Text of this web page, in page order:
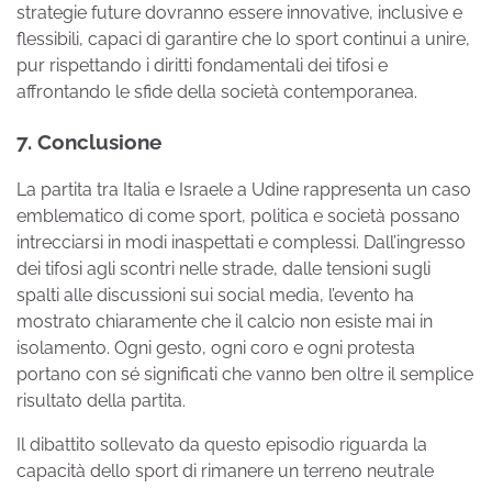
strategie future dovranno essere innovative, inclusive e
flessibili, capaci di garantire che lo sport continui a unire,
pur rispettando i diritti fondamentali dei tifosi e
affrontando le sfide della società contemporanea.
7. Conclusione
La partita tra Italia e Israele a Udine rappresenta un caso
emblematico di come sport, politica e società possano
intrecciarsi in modi inaspettati e complessi. Dall’ingresso
dei tifosi agli scontri nelle strade, dalle tensioni sugli
spalti alle discussioni sui social media, l’evento ha
mostrato chiaramente che il calcio non esiste mai in
isolamento. Ogni gesto, ogni coro e ogni protesta
portano con sé significati che vanno ben oltre il semplice
risultato della partita.
Il dibattito sollevato da questo episodio riguarda la
capacità dello sport di rimanere un terreno neutrale